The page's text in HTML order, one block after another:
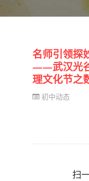
名师引领探
——武汉光
理文化节之
初中动态
扫